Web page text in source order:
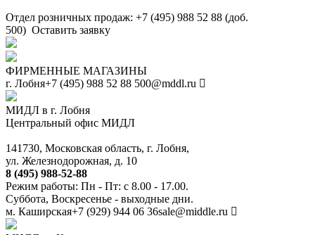
Отдел розничных продаж: +7 (495) 988 52 88 (доб.
500) Оставить заявку
ФИРМЕННЫЕ МАГАЗИНЫ
г. Лобня+7 (495) 988 52 88 500@mddl.ru
МИДЛ в г. Лобня
Центральный офис МИДЛ
141730, Московская область, г. Лобня,
ул. Железнодорожная, д. 10
8 (495) 988-52-88
Режим работы: Пн - Пт: с 8.00 - 17.00.
Суббота, Воскресенье - выходные дни.
м. Каширская+7 (929) 944 06 36sale@middle.ru